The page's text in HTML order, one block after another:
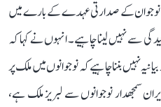
نوجوان کے صدارتی عہدے کے بارے میں
سے نہیں لینا چاہیے۔ انہوں نے کہا کہ
نہیں بننا چاہیے کہ نوجوانوں میں ملک پر
سمجھدار نوجوانوں سے لبریز ملک ہے،